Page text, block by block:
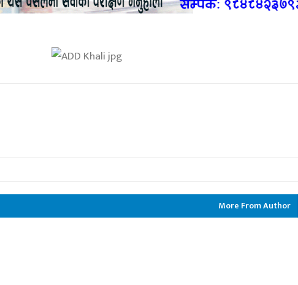
More From Author